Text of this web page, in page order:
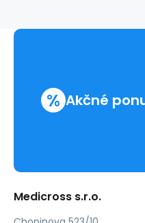
P,
% Akčné
Medicross s.r.o.